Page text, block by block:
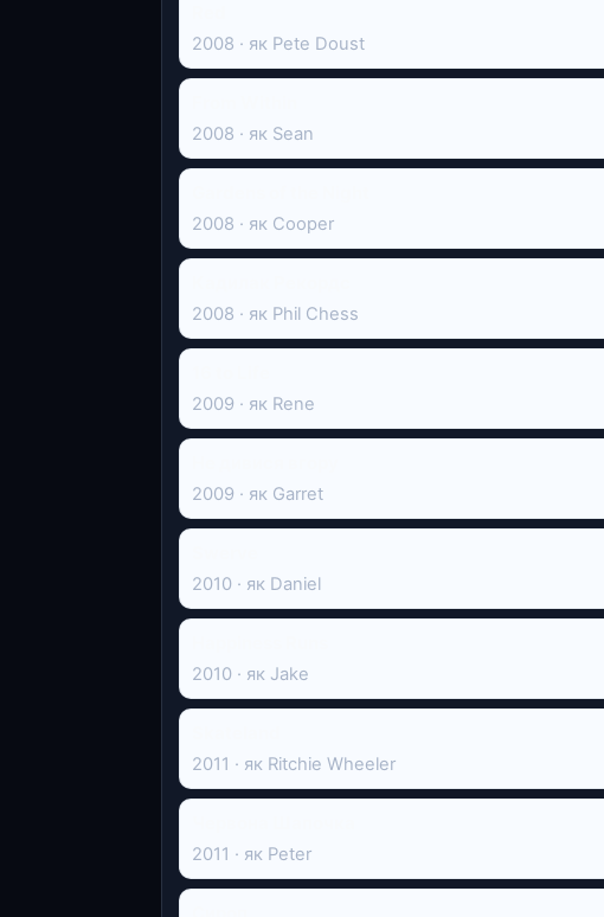
2008 · як Pete Doust
2008 · як Sean
2008 · як Cooper
2008 · як Phil Chess
2009 · як Rene
2009 · як Garret
2010 · як Daniel
2010 · як Jake
2011 · як Ritchie Wheeler
2011 · як Peter